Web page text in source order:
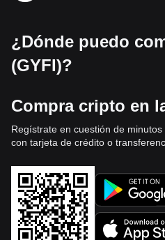
¿Dónde puedo
(GYFI)?
Compra cripto en
Regístrate en cuestión de
con tarjeta de crédito o